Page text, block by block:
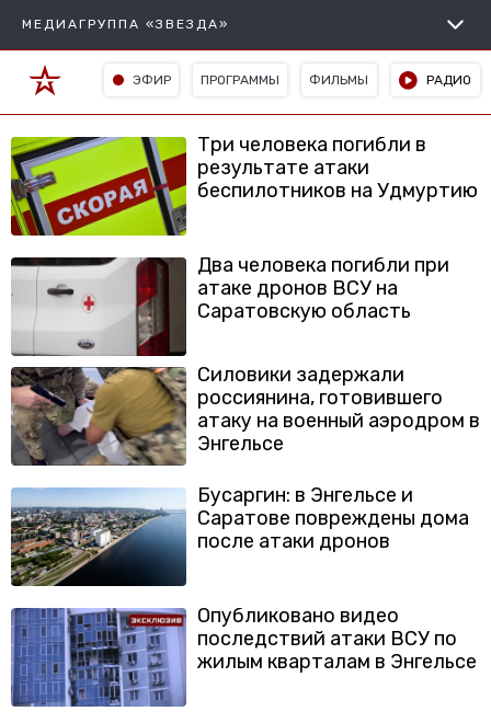
МЕДИАГРУППА «ЗВЕЗДА»
ЭФИР ПРОГРАММЫ ФИЛЬМЫ РАДИО
Три человека погибли в
результате атаки
беспилотников на Удмуртию
Два человека погибли при
атаке дронов ВСУ на
Саратовскую область
Силовики задержали
россиянина, готовившего
атаку на военный аэродром в
Энгельсе
Бусаргин: в Энгельсе и
Саратове повреждены дома
после атаки дронов
Опубликовано видео
последствий атаки ВСУ по
жилым кварталам в Энгельсе